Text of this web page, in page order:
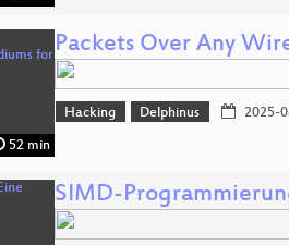
52 min
Packets Over Any
Hacking Delphinus 2025-
SIMD-